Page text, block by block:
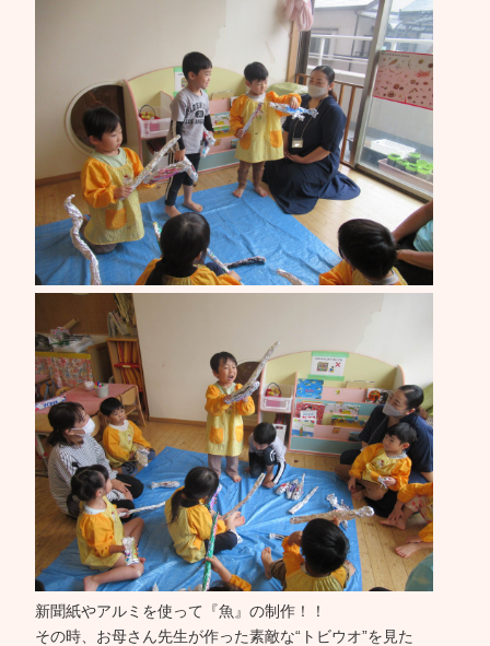
新聞紙やアルミを使って『魚』の制作！！
その時、お母さん先生が作った素敵な“トビウオ”を見た